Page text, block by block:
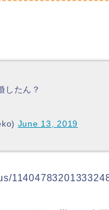
したん？
June 13, 2019